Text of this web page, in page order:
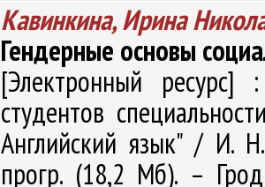
Кавинкина, Ирина
Гендерные основы
[Электронный ресурс]
студентов
Английский язык" / И.
прогр. (18,2 Мб). –